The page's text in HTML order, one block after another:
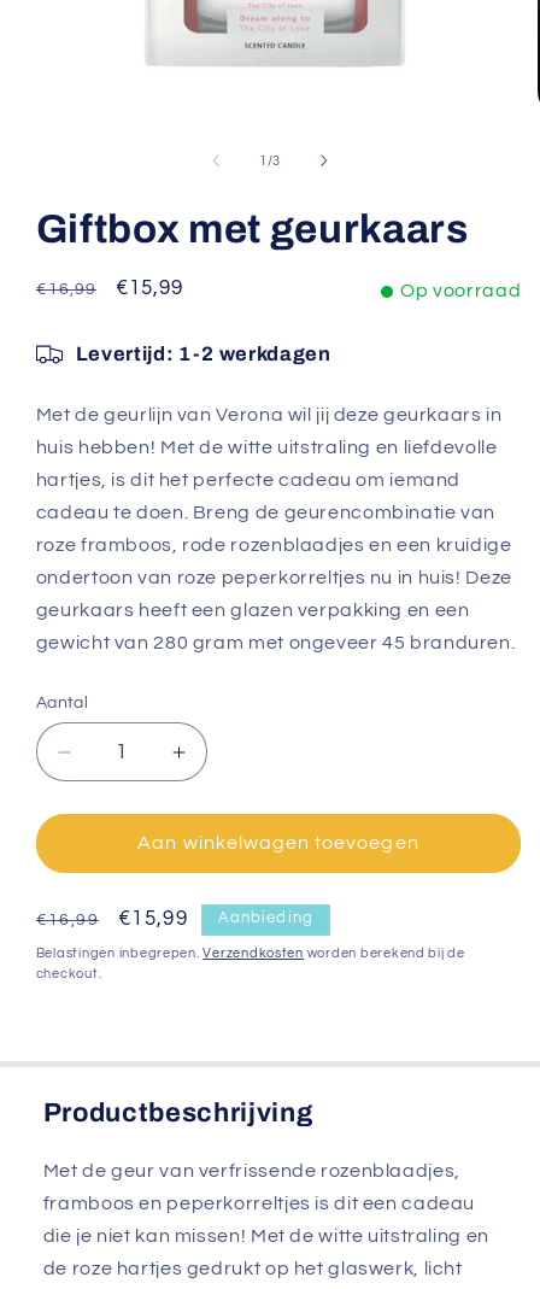
1 /van
3
Giftbox met geurkaars
Normale
€16,99 Aanbiedingsprijs
€15,99 Op voorraad
Levertijd: 1-2 werkdagen
Met de geurlijn van Verona wil jij deze geurkaars in
huis hebben! Met de witte uitstraling en liefdevolle
hartjes, is dit het perfecte cadeau om iemand
cadeau te doen. Breng de geurencombinatie van
roze framboos, rode rozenblaadjes en een kruidige
ondertoon van roze peperkorreltjes nu in huis! Deze
geurkaars heeft een glazen verpakking en een
gewicht van 280 gram met ongeveer 45 branduren.
Aantal
Aantal
verlagen
voor
met
Aantal
verhogen
voor
Giftbox
met
Aan winkelwagen toevoegen
Normale
prijs
€16,99 Aanbiedingsprijs
€15,99 Aanbieding
Belastingen inbegrepen.Verzendkosten worden berekend bij de
checkout.
Productbeschrijving
Met de geur van verfrissende rozenblaadjes,
framboos en peperkorreltjes is dit een cadeau
die je niet kan missen! Met de witte uitstraling en
de roze hartjes gedrukt op het glaswerk, licht